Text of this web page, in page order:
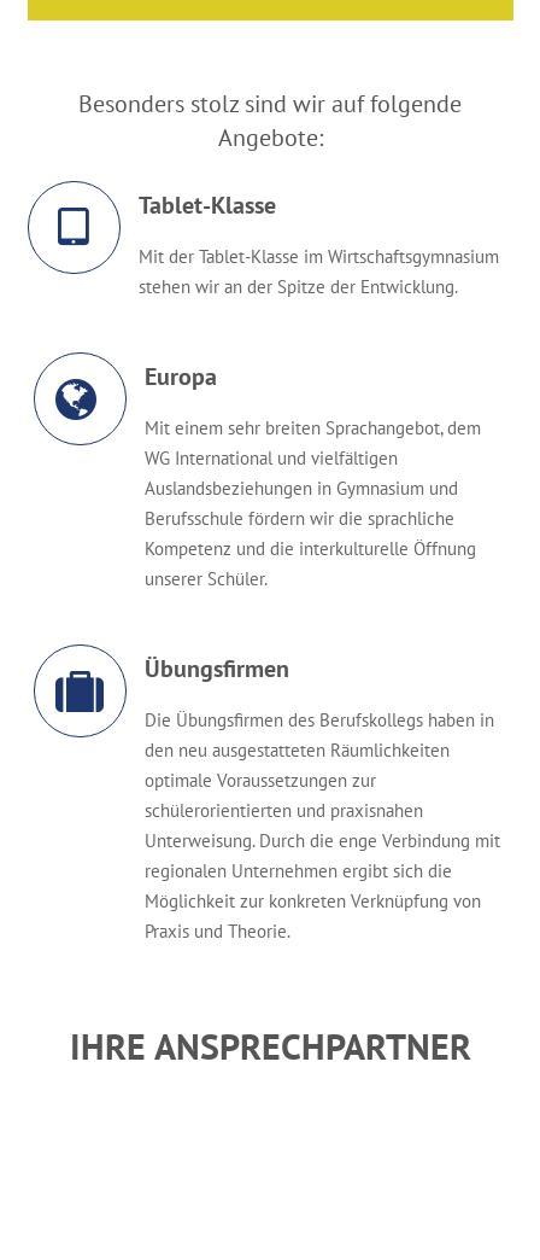
Besonders stolz sind wir auf folgende
Angebote:
Tablet-Klasse
Mit der Tablet-Klasse im Wirtschaftsgymnasium
stehen wir an der Spitze der Entwicklung.
Europa
Mit einem sehr breiten Sprachangebot, dem
WG International und vielfältigen
Auslandsbeziehungen in Gymnasium und
Berufsschule fördern wir die sprachliche
Kompetenz und die interkulturelle Öffnung
unserer Schüler.
Übungsfirmen
Die Übungsfirmen des Berufskollegs haben in
den neu ausgestatteten Räumlichkeiten
optimale Voraussetzungen zur
schülerorientierten und praxisnahen
Unterweisung. Durch die enge Verbindung mit
regionalen Unternehmen ergibt sich die
Möglichkeit zur konkreten Verknüpfung von
Praxis und Theorie.
IHRE ANSPRECHPARTNER